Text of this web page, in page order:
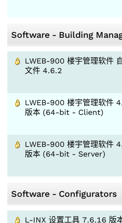
Software - Building
LWEB-900 楼宇管理软件
文件 4.6.2
LWEB-900 楼宇管理软件
版本 (64-bit - Client)
LWEB-900 楼宇管理软件
版本 (64-bit - Server)
Software - Configurators
L-INX 设置工具 7.6.16 版